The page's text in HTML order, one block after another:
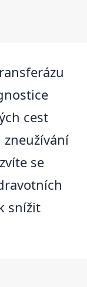
cest
se
snížit